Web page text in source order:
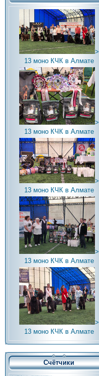
>
13 моно КЧК в Алмате
>
13 моно КЧК в Алмате
>
13 моно КЧК в Алмате
>
13 моно КЧК в Алмате
>
13 моно КЧК в Алмате
Счётчики